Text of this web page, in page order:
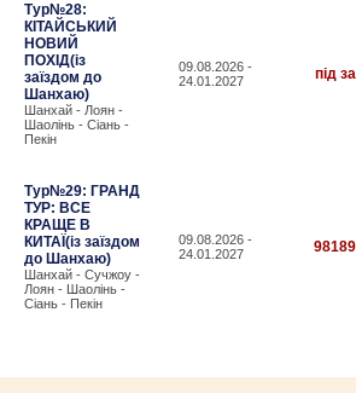
Тур№28:
КІТАЙСЬКИЙ
НОВИЙ
ПОХІД(із
заїздом до
Шанхаю)
Шанхай - Лоян -
Шаолінь - Сіань -
Пекін
09.08.2026 -
24.01.2027
під
Тур№29: ГРАНД
ТУР: ВСЕ
КРАЩЕ В
КИТАЇ(із заїздом
до Шанхаю)
Шанхай - Сучжоу -
Лоян - Шаолінь -
Сіань - Пекін
09.08.2026 -
24.01.2027